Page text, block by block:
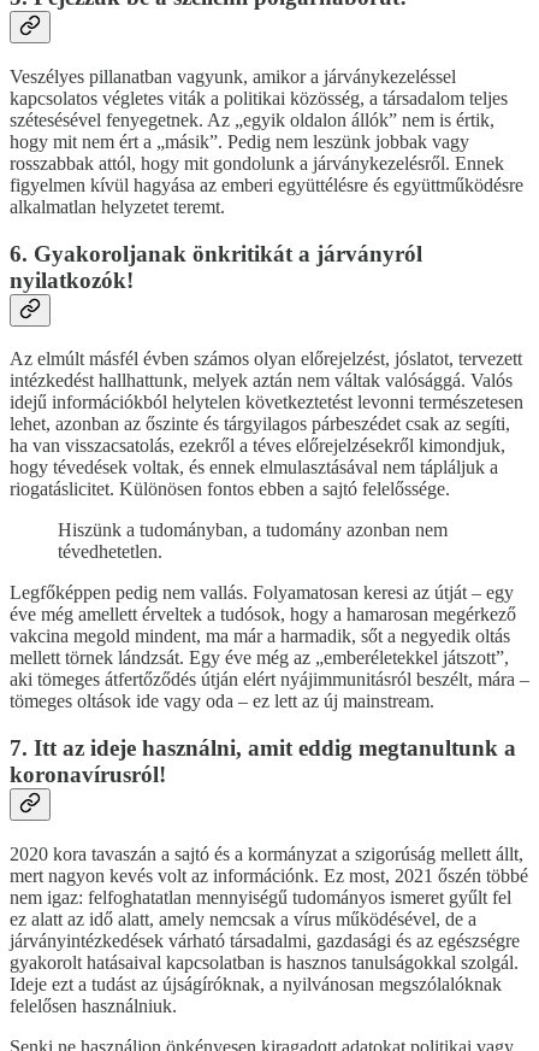
Veszélyes pillanatban vagyunk, amikor a járványkezeléssel
kapcsolatos végletes viták a politikai közösség, a társadalom teljes
szétesésével fenyegetnek. Az „egyik oldalon állók” nem is értik,
hogy mit nem ért a „másik”. Pedig nem leszünk jobbak vagy
rosszabbak attól, hogy mit gondolunk a járványkezelésről. Ennek
figyelmen kívül hagyása az emberi együttélésre és együttműködésre
alkalmatlan helyzetet teremt.
6. Gyakoroljanak önkritikát a járványról
nyilatkozók!
Az elmúlt másfél évben számos olyan előrejelzést, jóslatot, tervezett
intézkedést hallhattunk, melyek aztán nem váltak valósággá. Valós
idejű információkból helytelen következtetést levonni természetesen
lehet, azonban az őszinte és tárgyilagos párbeszédet csak az segíti,
ha van visszacsatolás, ezekről a téves előrejelzésekről kimondjuk,
hogy tévedések voltak, és ennek elmulasztásával nem tápláljuk a
riogatáslicitet. Különösen fontos ebben a sajtó felelőssége.
Hiszünk a tudományban, a tudomány azonban nem
tévedhetetlen.
Legfőképpen pedig nem vallás. Folyamatosan keresi az útját – egy
éve még amellett érveltek a tudósok, hogy a hamarosan megérkező
vakcina megold mindent, ma már a harmadik, sőt a negyedik oltás
mellett törnek lándzsát. Egy éve még az „emberéletekkel játszott”,
aki tömeges átfertőződés útján elért nyájimmunitásról beszélt, mára –
tömeges oltások ide vagy oda – ez lett az új mainstream.
7. Itt az ideje használni, amit eddig megtanultunk a
koronavírusról!
2020 kora tavaszán a sajtó és a kormányzat a szigorúság mellett állt,
mert nagyon kevés volt az információnk. Ez most, 2021 őszén többé
nem igaz: felfoghatatlan mennyiségű tudományos ismeret gyűlt fel
ez alatt az idő alatt, amely nemcsak a vírus működésével, de a
járványintézkedések várható társadalmi, gazdasági és az egészségre
gyakorolt hatásaival kapcsolatban is hasznos tanulságokkal szolgál.
Ideje ezt a tudást az újságíróknak, a nyilvánosan megszólalóknak
felelősen használniuk.
Senki ne használjon önkényesen kiragadott adatokat politikai vagy